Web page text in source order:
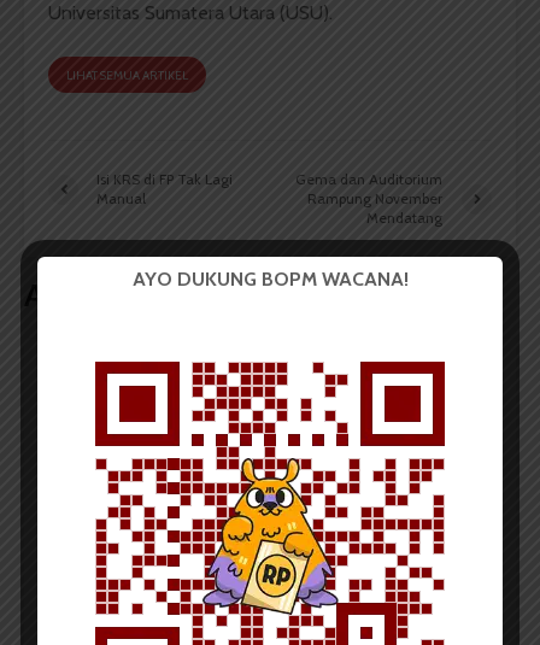
Universitas Sumatera Utara (USU).
LIHAT SEMUA ARTIKEL
Isi KRS di FP Tak Lagi
Manual
Gema dan Auditorium
Rampung November
Mendatang
Artikel terkait lain
BERITA KAMPUS
Tim Mahasiswa USU Raih Juara I
Vokal Grup Pada PEKSIMIDA 2026
Dark Mode | Moda Gelap
Oleh: Cyntia Lorena Br Tarigan USU, wacana.org –
Tim mahasiswa Universitas Sumatera Utara...
AYO DUKUNG BOPM WACANA!